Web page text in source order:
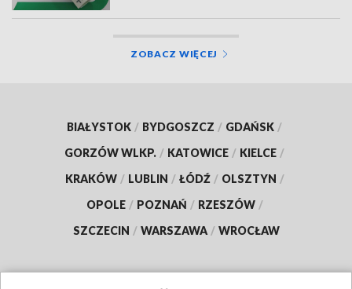
ZOBACZ WIĘCEJ
BIAŁYSTOK / BYDGOSZCZ / GDAŃSK /
GORZÓW WLKP. / KATOWICE / KIELCE /
KRAKÓW / LUBLIN / ŁÓDŹ / OLSZTYN /
OPOLE / POZNAŃ / RZESZÓW /
SZCZECIN / WARSZAWA / WROCŁAW